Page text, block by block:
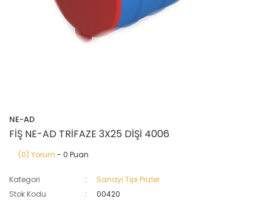
NE-AD
FİŞ NE-AD TRİFAZE 3X25 DİŞİ 4006
(0) Yorum - 0 Puan
Kategori
Sanayi Tipi Prizler
Stok Kodu
00420